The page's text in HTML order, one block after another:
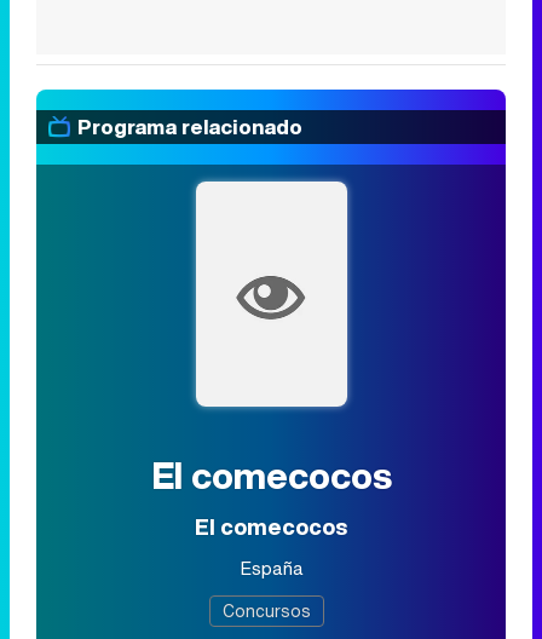
Programa relacionado
El comecocos
El comecocos
España
Concursos